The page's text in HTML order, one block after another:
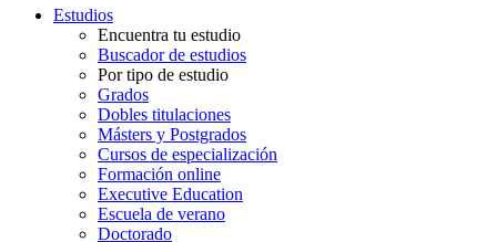
Estudios
Encuentra tu estudio
Buscador de estudios
Por tipo de estudio
Grados
Dobles titulaciones
Másters y Postgrados
Cursos de especialización
Formación online
Executive Education
Escuela de verano
Doctorado